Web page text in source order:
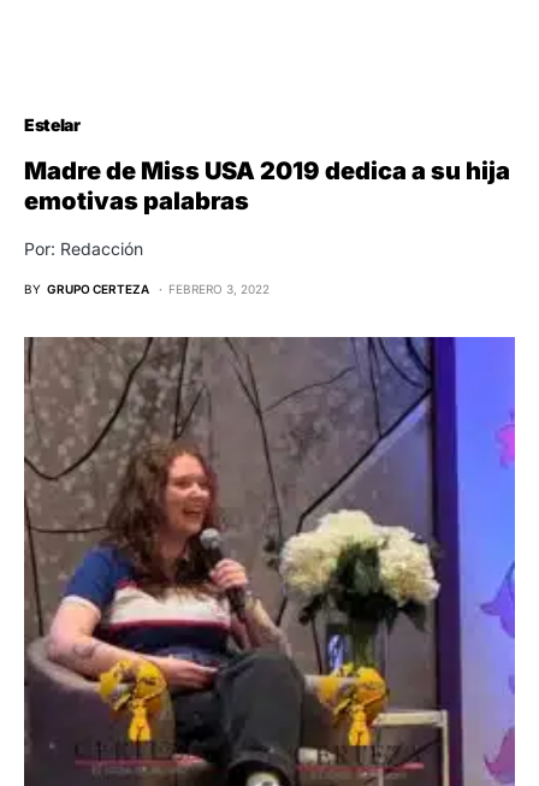
Estelar
Madre de Miss USA 2019 dedica a su hija
emotivas palabras
Por: Redacción
BY GRUPO CERTEZA FEBRERO 3, 2022